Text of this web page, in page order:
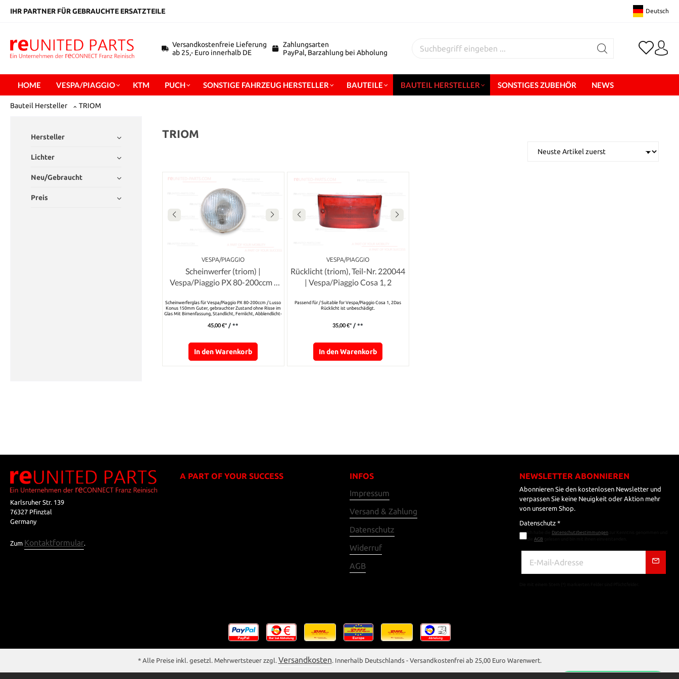
springen
IHR PARTNER FÜR GEBRAUCHTE ERSATZTEILE Deutsch
Versandkostenfreie Lieferung
ab 25,- Euro innerhalb DE
Zahlungsarten
PayPal, Barzahlung bei Abholung
HOME VESPA/PIAGGIO KTM PUCH SONSTIGE FAHRZEUG HERSTELLER BAUTEILE BAUTEIL HERSTELLER SONSTIGES ZUBEHÖR NEWS
Bauteil Hersteller TRIOM
Hersteller
Lichter
Neu/Gebraucht
Preis
TRIOM
VESPA/PIAGGIO
Scheinwerfer (triom) |
Vespa/Piaggio PX 80-200ccm /
Scheinwerferglas für Vespa/Piaggio PX 80-200ccm / Lusso
Konus 150mm Guter, gebrauchter Zustand ohne Risse im
Glas Mit Birnenfassung, Standlicht, Fernlicht, Abblendlicht-
45,00 €* / **
In den Warenkorb
VESPA/PIAGGIO
Rücklicht (triom), Teil-Nr. 220044
| Vespa/Piaggio Cosa 1, 2
Passend für / Suitable for Vespa/Piaggio Cosa 1, 2Das
Rücklicht ist unbeschädigt.
35,00 €* / **
In den Warenkorb
Karlsruher Str. 139
76327 Pfinztal
Germany
Zum Kontaktformular.
A PART OF YOUR SUCCESS
INFOS
Impressum
Versand & Zahlung
Datenschutz
Widerruf
AGB
NEWSLETTER ABONNIEREN
Abonnieren Sie den kostenlosen Newsletter und
verpassen Sie keine Neuigkeit oder Aktion mehr
von unserem Shop.
Datenschutz *
Datenschutzbestimmungen
AGB
* Alle Preise inkl. gesetzl. Mehrwertsteuer zzgl. Versandkosten . Innerhalb Deutschlands - Versandkostenfrei ab 25,00 Euro Warenwert.